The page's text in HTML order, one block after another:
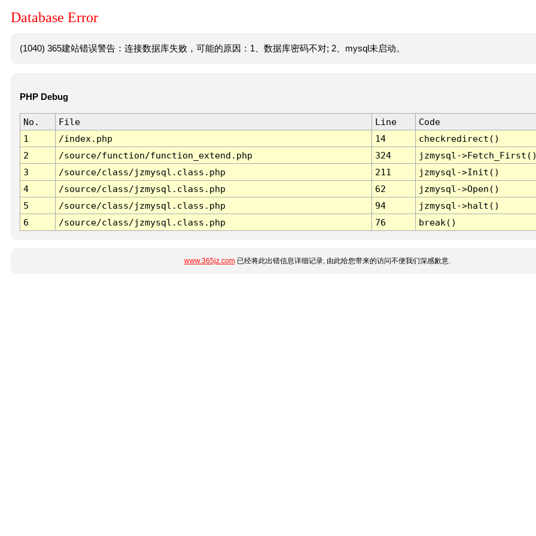
Database Error
(1040) 365建站错误警告：连接数据库失败，可能的原因：1、数据库密码不对; 2、mysql未启动。
PHP Debug
No. File Line
Code
1
/index.php 14
checkredirect()
2
/source/function/function_extend.php 324
jzmysql-
3
/source/class/jzmysql.class.php 211
jzmysql->Init()
4
/source/class/jzmysql.class.php 62
jzmysql->Open()
5
/source/class/jzmysql.class.php 94
jzmysql->halt()
6
/source/class/jzmysql.class.php 76 break()
www.365jz.com已经将此出错信息详细记录, 由此给您带来的访问不便我们深感歉意.